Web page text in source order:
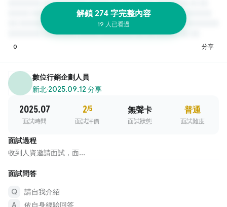
解鎖 274 字完整內容
19 人已看過
0 分享
數位行銷企劃人員
新北·2025.09.12 分享
2025.07
面試時間
2/5
面試評價
無聲卡
面試狀態
普通
面試難度
面試過程
收到人資邀請面試，面...
面試問答
請自我介紹
依自身經驗回答